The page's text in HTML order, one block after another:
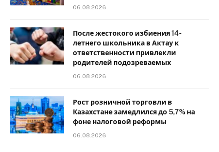
06.08.2026
После жестокого избиения 14-
летнего школьника в Актау к
ответственности привлекли
родителей подозреваемых
06.08.2026
Рост розничной торговли в
Казахстане замедлился до 5,7% на
фоне налоговой реформы
06.08.2026